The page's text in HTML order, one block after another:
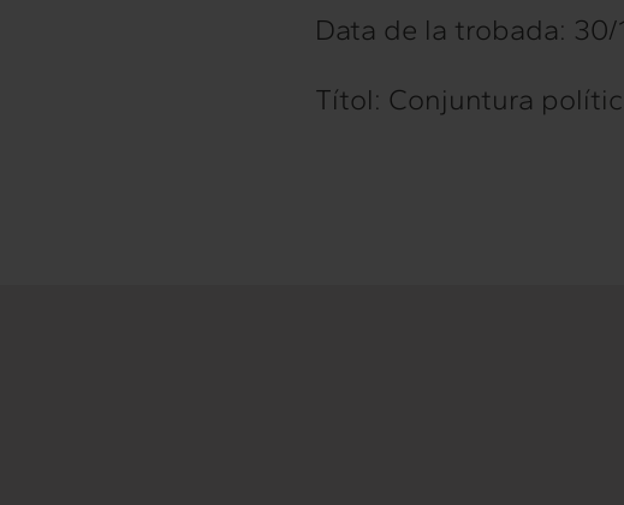
ContacteData de la trobada: 30/
Títol: Conjuntura